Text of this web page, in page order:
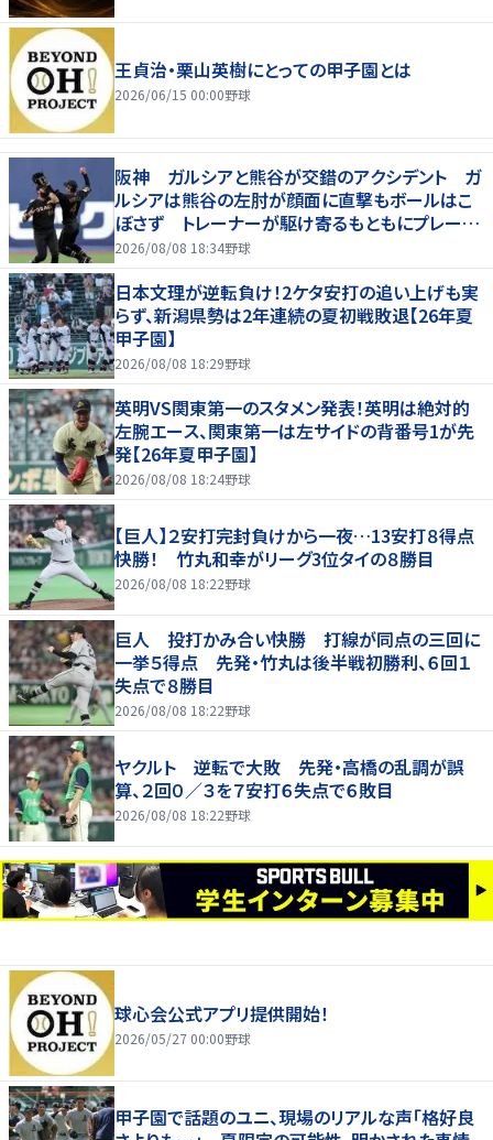
王貞治・栗山英樹にとっての甲子園とは
2026/06/15 00:00野球
阪神 ガルシアと熊谷が交錯のアクシデント ガ
ルシアは熊谷の左肘が顔面に直撃もボールはこ
ぼさず トレーナーが駆け寄るもともにプレー続
行 直後に３連打食らう
2026/08/08 18:34野球
日本文理が逆転負け！2ケタ安打の追い上げも実
らず、新潟県勢は2年連続の夏初戦敗退【26年夏
甲子園】
2026/08/08 18:29野球
英明VS関東第一のスタメン発表！英明は絶対的
左腕エース、関東第一は左サイドの背番号1が先
発【26年夏甲子園】
2026/08/08 18:24野球
【巨人】２安打完封負けから一夜…13安打８得点
快勝！ 竹丸和幸がリーグ3位タイの８勝目
2026/08/08 18:22野球
巨人 投打かみ合い快勝 打線が同点の三回に
一挙５得点 先発・竹丸は後半戦初勝利、６回１
失点で８勝目
2026/08/08 18:22野球
ヤクルト 逆転で大敗 先発・高橋の乱調が誤
算、２回０／３を７安打６失点で６敗目
2026/08/08 18:22野球
球心会公式アプリ提供開始！
2026/05/27 00:00野球
甲子園で話題のユニ、現場のリアルな声「格好良